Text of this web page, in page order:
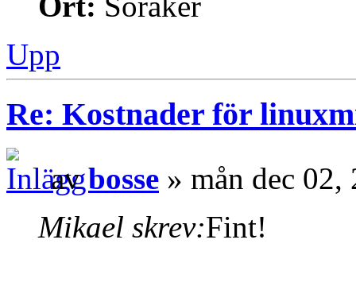
Upp
Re: Kostnader för
avbosse » mån dec
Mikael skrev:Fint!